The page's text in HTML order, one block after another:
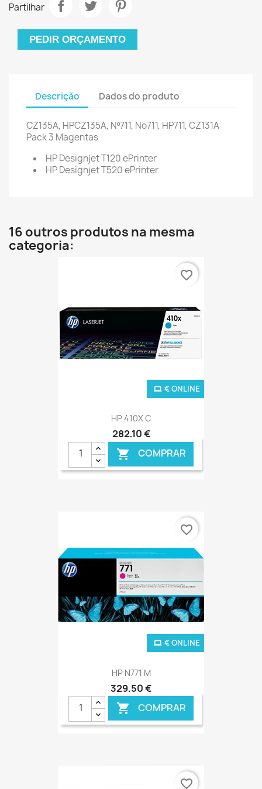
Partilhar
PEDIR ORÇAMENTO
Descrição Dados do produto
CZ135A, HPCZ135A, Nº711, No711, HP711, CZ131A
Pack 3 Magentas
HP Designjet T120 ePrinter
HP Designjet T520 ePrinter
16 outros produtos na mesma
categoria:
HP 410X C
282,10 €
 COMPRAR
€ ONLINE
favorite_border
HP N771 M
329,50 €
 COMPRAR
€ ONLINE
favorite_border
favorite_border